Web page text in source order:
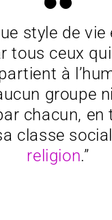
style de
tous ceux
à
groupe
chacun, en
classe
religion.”